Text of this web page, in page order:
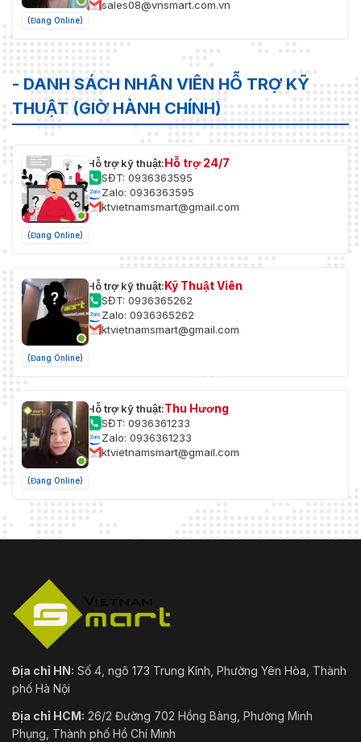
(Đang Online)
sales08@vnsmart.com.vn
- DANH SÁCH NHÂN VIÊN HỖ TRỢ KỸ
THUẬT (GIỜ HÀNH CHÍNH)
(Đang Online)
Hỗ trợ kỹ thuật:Hỗ trợ 24/7
SĐT: 0936363595
Zalo: 0936363595
ktvietnamsmart@gmail.com
(Đang Online)
Hỗ trợ kỹ thuật:Kỹ Thuật Viên
SĐT: 0936365262
Zalo: 0936365262
ktvietnamsmart@gmail.com
(Đang Online)
Hỗ trợ kỹ thuật:Thu Hương
SĐT: 0936361233
Zalo: 0936361233
ktvietnamsmart@gmail.com
Địa chỉ HN: Số 4, ngõ 173 Trung Kính, Phường Yên Hòa, Thành
phố Hà Nội
Địa chỉ HCM: 26/2 Đường 702 Hồng Bàng, Phường Minh
Phụng, Thành phố Hồ Chí Minh